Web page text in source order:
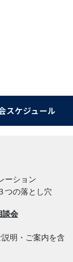
スケジュール
ーション
つの落とし穴
談会
明・ご案内を含